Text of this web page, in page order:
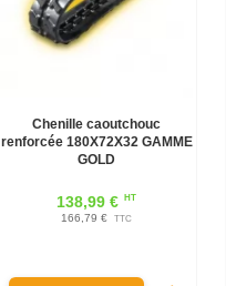
Chenille caoutchouc
renforcée 180X72X32 GAMME
GOLD
138,99 € HT
166,79 € TTC